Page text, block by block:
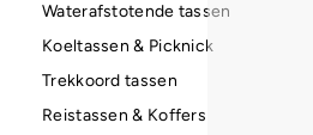
Waterafstotende tassen
Koeltassen & Picknick
Trekkoord tassen
Reistassen & Koffers